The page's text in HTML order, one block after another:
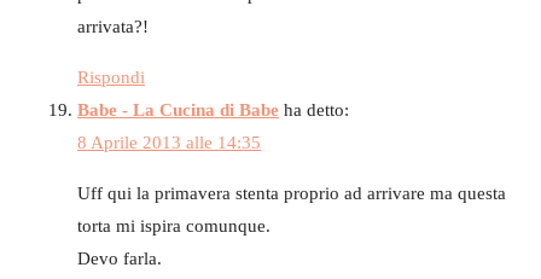
arrivata?!
Rispondi
Babe - La Cucina di Babe ha detto:
8 Aprile 2013 alle 14:35
Uff qui la primavera stenta proprio ad arrivare ma questa
torta mi ispira comunque.
Devo farla.